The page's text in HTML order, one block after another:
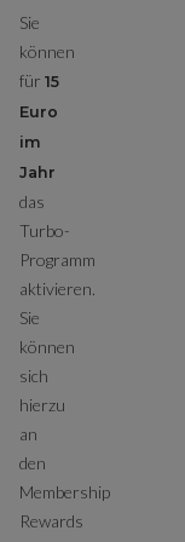
Sie
können
für 15
Euro
im
Jahr
das
Turbo-
Programm
aktivieren.
Sie
können
sich
hierzu
an
den
Membership
Rewards